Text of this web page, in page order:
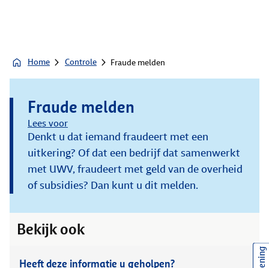
Home Controle Fraude melden
Fraude melden
Lees voor
Denkt u dat iemand fraudeert met een
uitkering? Of dat een bedrijf dat samenwerkt
met UWV, fraudeert met geld van de overheid
of subsidies? Dan kunt u dit melden.
Bekijk ook
Heeft deze informatie u geholpen?